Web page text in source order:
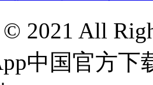
2021 All
中国官方